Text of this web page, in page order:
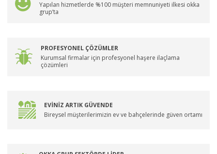
Yapılan hizmetlerde %100 müşteri memnuniyeti ilkesi okka
grup’ta
PROFESYONEL ÇÖZÜMLER
Kurumsal firmalar için profesyonel haşere ilaçlama
çözümleri
EVİNİZ ARTIK GÜVENDE
Bireysel müşterilerimizin ev ve bahçelerinde güven ortamı